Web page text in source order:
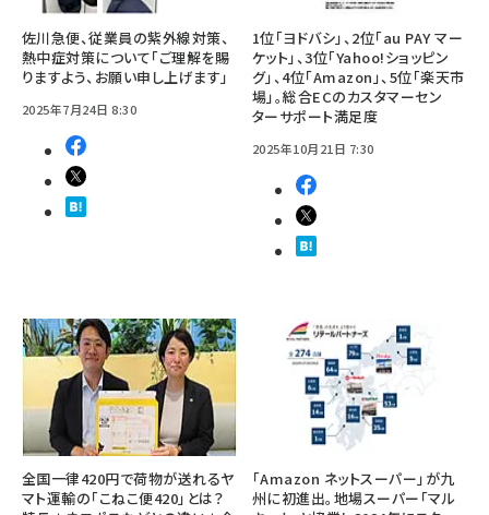
佐川急便、従業員の紫外線対策、
熱中症対策について「ご理解を賜
りますよう、お願い申し上げます」
2025年7月24日 8:30
1位「ヨドバシ」、2位「au PAY マー
ケット」、3位「Yahoo!ショッピン
グ」、4位「Amazon」、5位「楽天市
場」。総合ECのカスタマーセン
ターサポート満足度
2025年10月21日 7:30
全国一律420円で荷物が送れるヤ
マト運輸の「こねこ便420」とは？
「Amazon ネットスーパー」が九
州に初進出。地場スーパー「マル